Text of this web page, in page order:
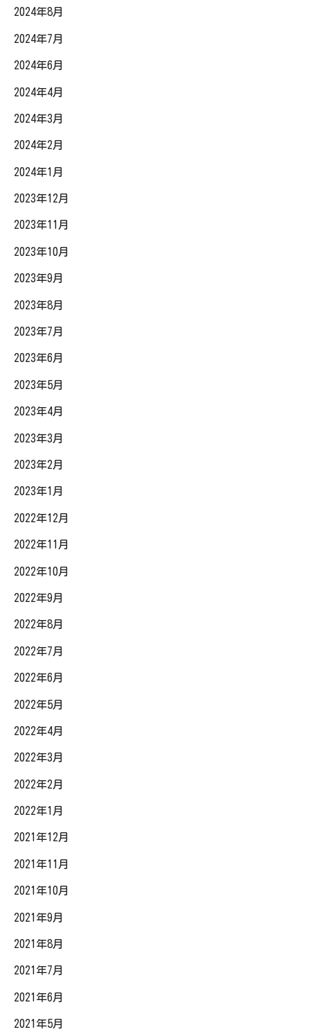
2024年8月
2024年7月
2024年6月
2024年4月
2024年3月
2024年2月
2024年1月
2023年12月
2023年11月
2023年10月
2023年9月
2023年8月
2023年7月
2023年6月
2023年5月
2023年4月
2023年3月
2023年2月
2023年1月
2022年12月
2022年11月
2022年10月
2022年9月
2022年8月
2022年7月
2022年6月
2022年5月
2022年4月
2022年3月
2022年2月
2022年1月
2021年12月
2021年11月
2021年10月
2021年9月
2021年8月
2021年7月
2021年6月
2021年5月